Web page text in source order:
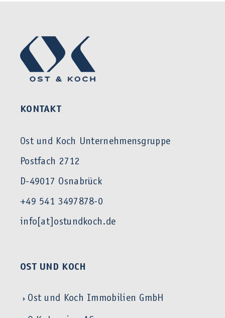
KONTAKT
Ost und Koch Unternehmensgruppe
Postfach 2712
D-49017 Osnabrück
+49 541 3497878-0
info[at]ostundkoch.de
OST UND KOCH
Ost und Koch Immobilien GmbH